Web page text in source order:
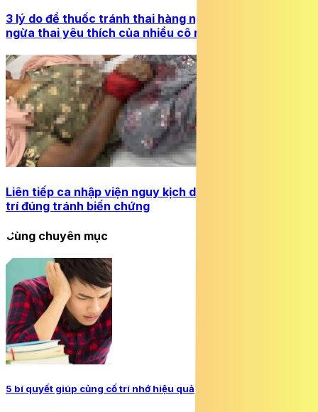
3 lý do để thuốc tránh thai hàng ngày là biện pháp
ngừa thai yêu thích của nhiều cô nàng
Liên tiếp ca nhập viện nguy kịch do rắn cắn, cách xử
trí đúng tránh biến chứng
Cùng chuyên mục
5 bí quyết giúp củng cố trí nhớ hiệu quả